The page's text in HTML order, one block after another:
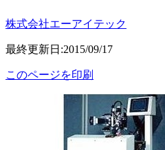
株式会社エーアイテック
最終更新日:2015/09/17
このページを印刷